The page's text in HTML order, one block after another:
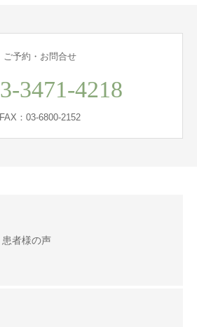
ご予約・お問合せ
3471-4218
FAX：03-6800-2152
患者様の声